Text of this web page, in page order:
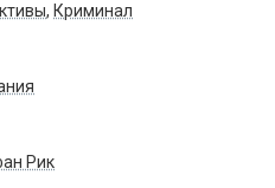
, Криминал
Рик